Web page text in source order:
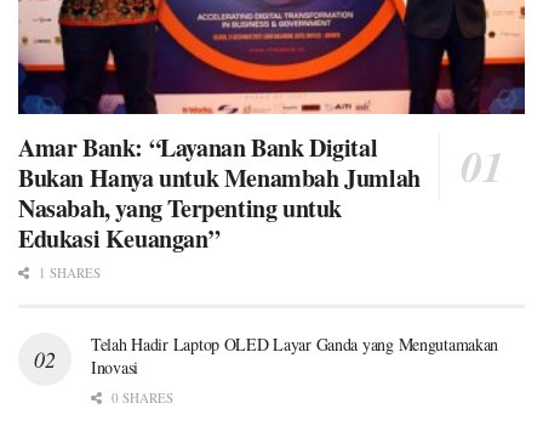
Amar Bank: “Layanan Bank Digital
Bukan Hanya untuk Menambah Jumlah
Nasabah, yang Terpenting untuk
Edukasi Keuangan”
1 SHARES
Telah Hadir Laptop OLED Layar Ganda yang Mengutamakan
Inovasi
0 SHARES